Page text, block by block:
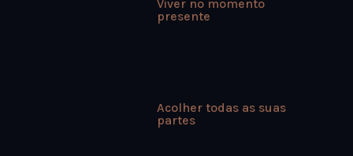
Viver no momento
presente
Acolher todas as suas
partes